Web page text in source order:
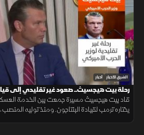
الشرق للأخبار أخبار
رحلة بيت هيجسيث.. صعود غير تقليدي إلى
قاد بيت هيجسيث مسيرة جمعت بين الخدمة
يختاره ترمب لقيادة البنتاجون. ومنذ توليه